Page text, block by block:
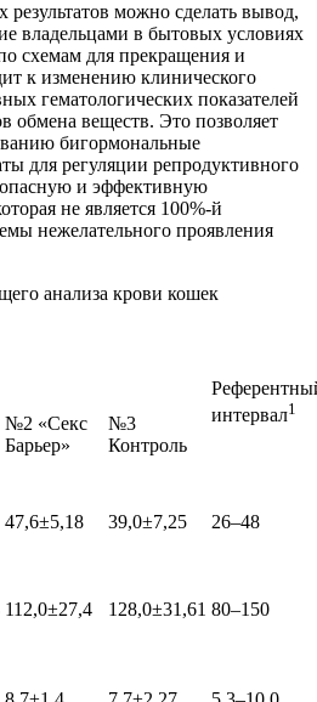
можно сделать вывод,
владельцами в бытовых условиях
схемам для прекращения и
к изменению клинического
гематологических показателей
обмена веществ. Это позволяет
бигормональные
для регуляции репродуктивного
и эффективную
не является 100%-й
нежелательного проявления
анализа крови кошек
интервал1
№2 «Секс
Барьер»
№3
Контроль
47,6±5,18 39,0±7,25 26–48
112,0±27,4 128,0±31,61 80–150